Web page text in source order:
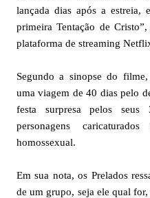
lançada dias após a
primeira Tentação de
plataforma de streaming
Segundo a sinopse do
uma viagem de 40 dias pelo
festa surpresa pelos
personagens
homossexual.
Em sua nota, os Prelados
de um grupo, seja ele qual